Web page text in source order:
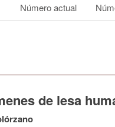
Número actual
de lesa